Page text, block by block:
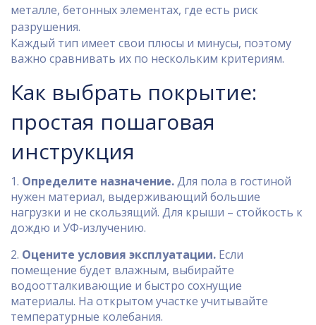
металле, бетонных элементах, где есть риск
разрушения.
Каждый тип имеет свои плюсы и минусы, поэтому
важно сравнивать их по нескольким критериям.
Как выбрать покрытие:
простая пошаговая
инструкция
1. Определите назначение.Для пола в гостиной
нужен материал, выдерживающий большие
нагрузки и не скользящий. Для крыши – стойкость к
дождю и УФ‑излучению.
2. Оцените условия эксплуатации. Если
помещение будет влажным, выбирайте
водоотталкивающие и быстро сохнущие
материалы. На открытом участке учитывайте
температурные колебания.